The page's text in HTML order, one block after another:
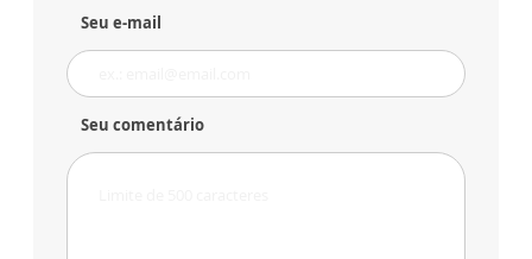
Seu e-mail
Seu comentário